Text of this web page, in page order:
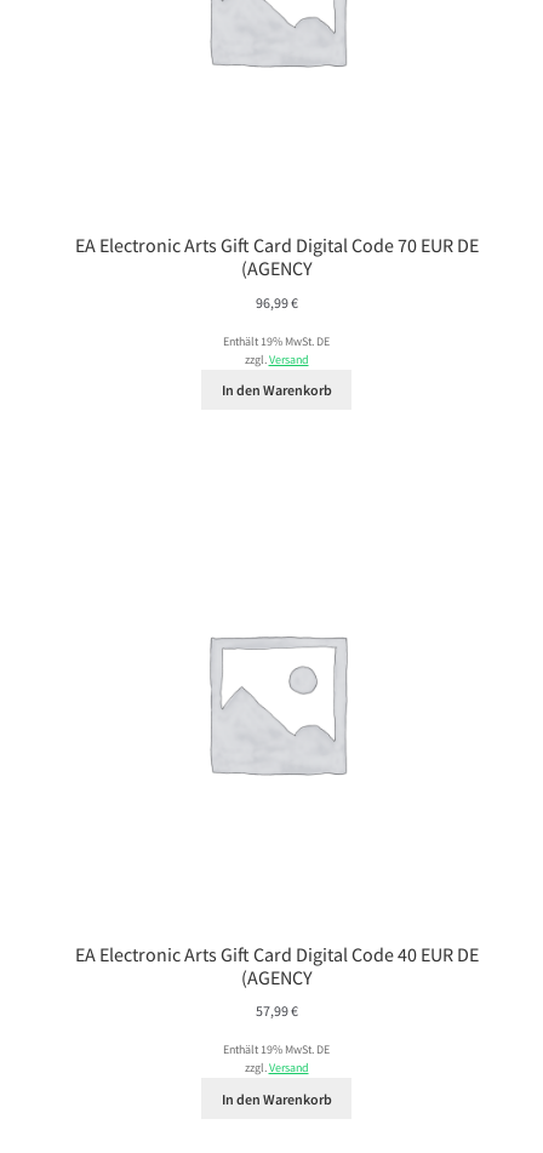
EA Electronic Arts Gift Card Digital Code 70 EUR DE
(AGENCY
96,99€
Enthält 19% MwSt. DE
zzgl.Versand
In den Warenkorb
EA Electronic Arts Gift Card Digital Code 40 EUR DE
(AGENCY
57,99€
Enthält 19% MwSt. DE
zzgl.Versand
In den Warenkorb